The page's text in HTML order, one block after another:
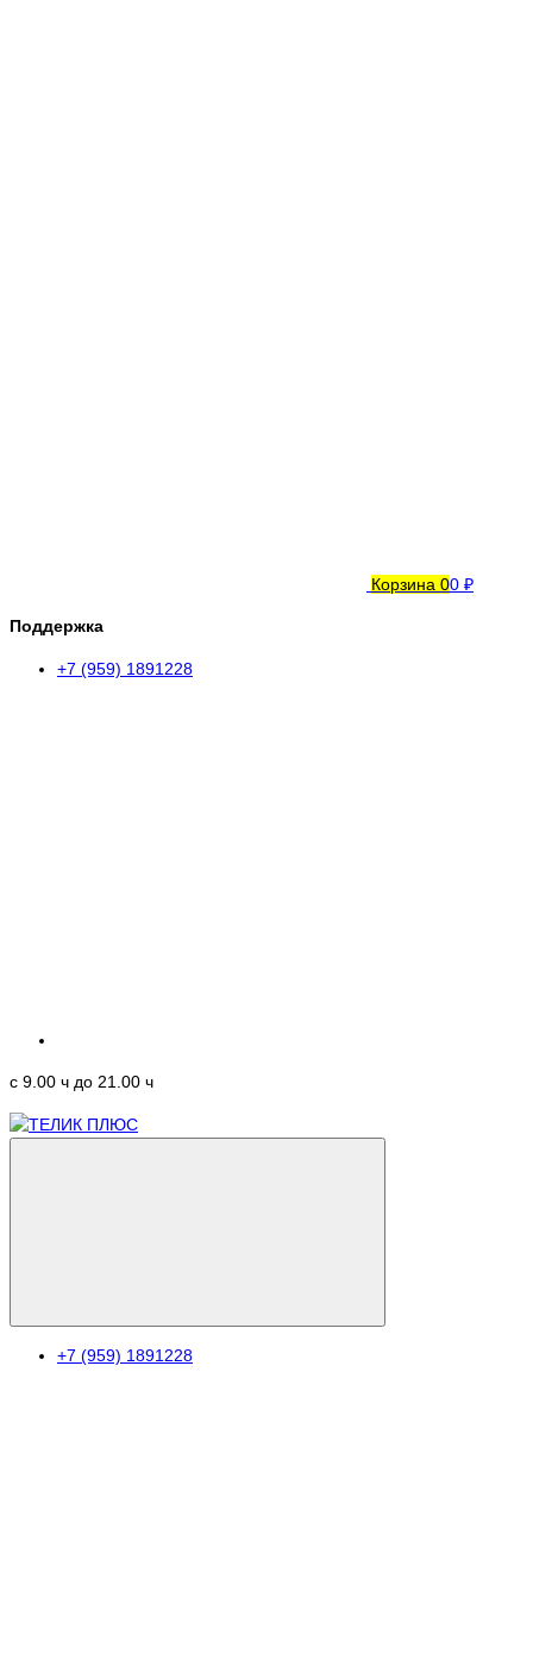
Корзина 00 ₽
Поддержка
+7 (959) 1891228
c 9.00 ч до 21.00 ч
+7 (959) 1891228